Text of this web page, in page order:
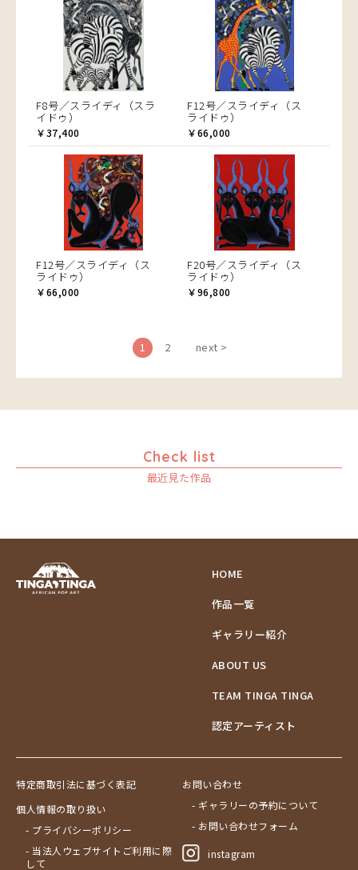
F8号／スライディ（スラ
イドゥ）
￥37,400
F12号／スライディ（ス
ライドゥ）
￥66,000
F12号／スライディ（ス
ライドゥ）
￥66,000
F20号／スライディ（ス
ライドゥ）
￥96,800
1 2 next >
Check list
最近見た作品
HOME
作品一覧
ギャラリー紹介
ABOUT US
TEAM TINGA TINGA
認定アーティスト
特定商取引法に基づく表記
個人情報の取り扱い
- プライバシーポリシー
- 当法人ウェブサイトご利用に際
して
お問い合わせ
- ギャラリーの予約について
- お問い合わせフォーム
instagram